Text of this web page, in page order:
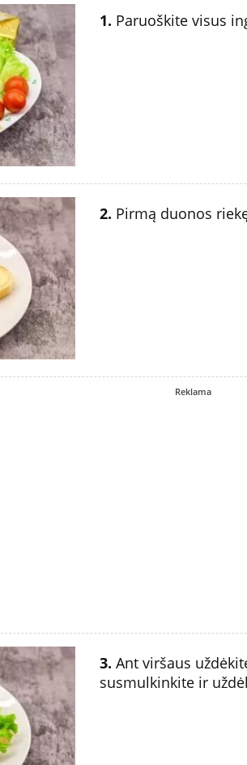
1. Paruoškite visus
2. Pirmą duonos
Reklama
3. Ant viršaus
susmulkinkite ir